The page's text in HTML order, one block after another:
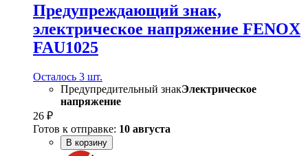
Предупреждающий знак,
электрическое напряжение FENOX
FAU1025
Осталось 3 шт.
Предупредительный знакЭлектрическое
напряжение
26 ₽
Готов к отправке: 10 августа
В корзину